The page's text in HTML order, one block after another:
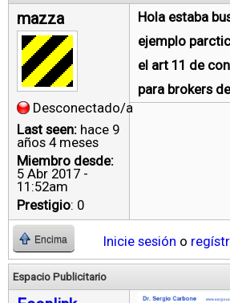
mazza
Desconectado/a
Last seen: hace 9
años 4 meses
Miembro desde:
5 Abr 2017 -
11:52am
Prestigio: 0
Hola estaba
ejemplo
el art 11 de
para brokers
Encima Inicie sesión o
Espacio Publicitario